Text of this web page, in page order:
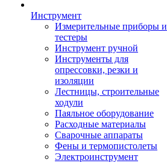
Инструмент
Измерительные приборы и
тестеры
Инструмент ручной
Инструменты для
опрессовки, резки и
изоляции
Лестницы, строительные
ходули
Паяльное оборудование
Расходные материалы
Сварочные аппараты
Фены и термопистолеты
Электроинструмент